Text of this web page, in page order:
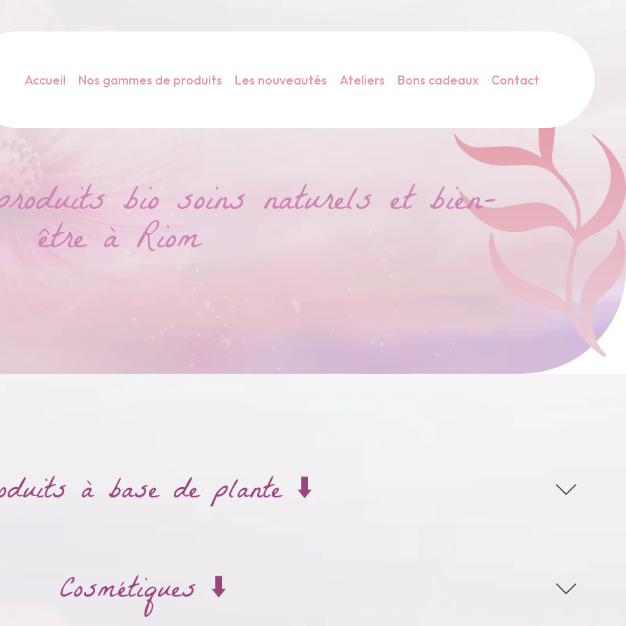
Accueil Nos gammes de produits Les nouveautés Ateliers Bons cadeaux Contact
bio soins naturels et bien-
être à Riom
à base de plante ⬇️
Cosmétiques ⬇️